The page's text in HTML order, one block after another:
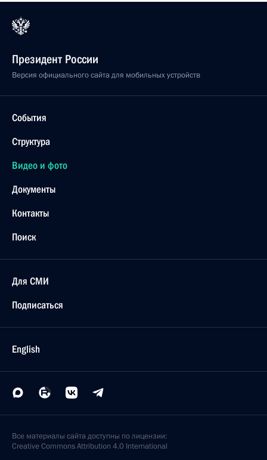
Президент России
Версия официального сайта для мобильных устройств
События
Структура
Видео и фото
Документы
Контакты
Поиск
Для СМИ
Подписаться
English
Все материалы сайта доступны по лицензии:
Creative Commons Attribution 4.0 International